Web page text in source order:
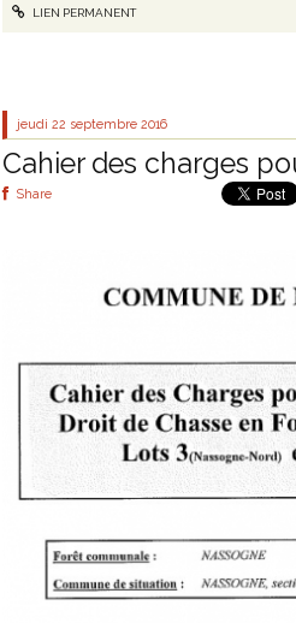
LIEN PERMANENT
jeudi 22 septembre 2016
Cahier des charges
Share